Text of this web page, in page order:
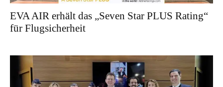
EVA AIR erhält das „Seven Star PLUS Rating“
für Flugsicherheit